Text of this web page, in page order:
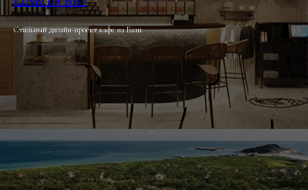
Стильный дизайн-проект кафе на Бали